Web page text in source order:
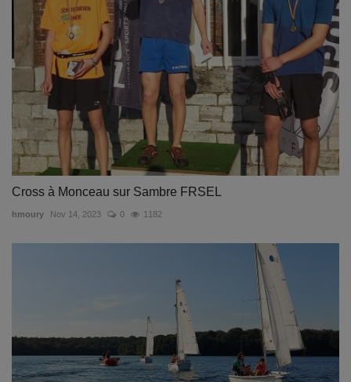
Cross à Monceau sur Sambre FRSEL
hmoury Nov 14, 2023 0 1182